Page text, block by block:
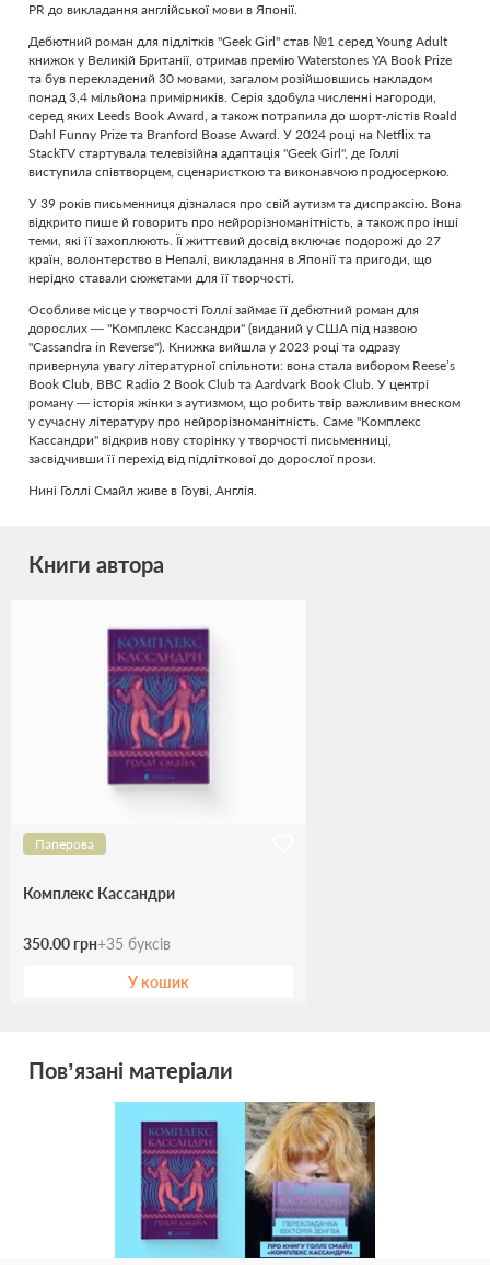
PR до викладання англійської мови в Японії.
Дебютний роман для підлітків "Geek Girl" став №1 серед Young Adult
книжок у Великій Британії, отримав премію Waterstones YA Book Prize
та був перекладений 30 мовами, загалом розійшовшись накладом
понад 3,4 мільйона примірників. Серія здобула численні нагороди,
серед яких Leeds Book Award, а також потрапила до шорт-лістів Roald
Dahl Funny Prize та Branford Boase Award. У 2024 році на Netflix та
StackTV стартувала телевізійна адаптація "Geek Girl", де Голлі
виступила співтворцем, сценаристкою та виконавчою продюсеркою.
У 39 років письменниця дізналася про свій аутизм та диспраксію. Вона
відкрито пише й говорить про нейрорізноманітність, а також про інші
теми, які її захоплюють. Її життєвий досвід включає подорожі до 27
країн, волонтерство в Непалі, викладання в Японії та пригоди, що
нерідко ставали сюжетами для її творчості.
Особливе місце у творчості Голлі займає її дебютний роман для
дорослих — "Комплекс Кассандри" (виданий у США під назвою
"Cassandra in Reverse"). Книжка вийшла у 2023 році та одразу
привернула увагу літературної спільноти: вона стала вибором Reese’s
Book Club, BBC Radio 2 Book Club та Aardvark Book Club. У центрі
роману — історія жінки з аутизмом, що робить твір важливим внеском
у сучасну літературу про нейрорізноманітність. Саме "Комплекс
Кассандри" відкрив нову сторінку у творчості письменниці,
засвідчивши її перехід від підліткової до дорослої прози.
Нині Голлі Смайл живе в Гоуві, Англія.
Книги автора
Паперова
Комплекс Кассандри
350.00 грн+35 буксів
У кошик
Пов’язані матеріали